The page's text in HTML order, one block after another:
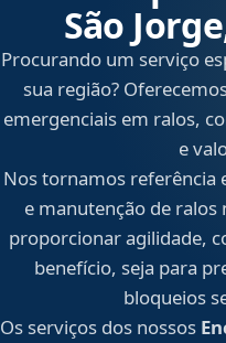
São
Procurando um serviço
sua região?
emergenciais em ralos,
e
Nos tornamos referência
e manutenção de ralos
proporcionar agilidade,
benefício, seja para
bloqueios
Os serviços dos nossos